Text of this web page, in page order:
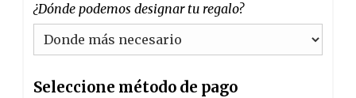
¿Dónde podemos designar tu regalo?
Seleccione método de pago